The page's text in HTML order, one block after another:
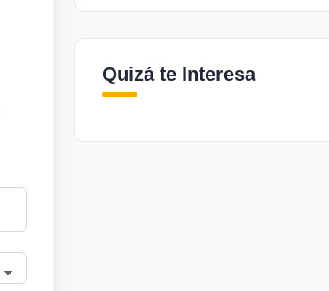
Quizá te Interesa